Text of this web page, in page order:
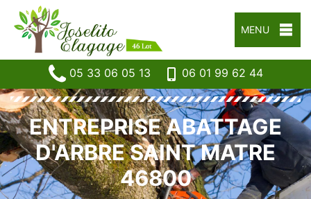
MENU
05 33 06 05 13 06 01 99 62 44
ENTREPRISE ABATTAGE
D'ARBRE SAINT MATRE
46800